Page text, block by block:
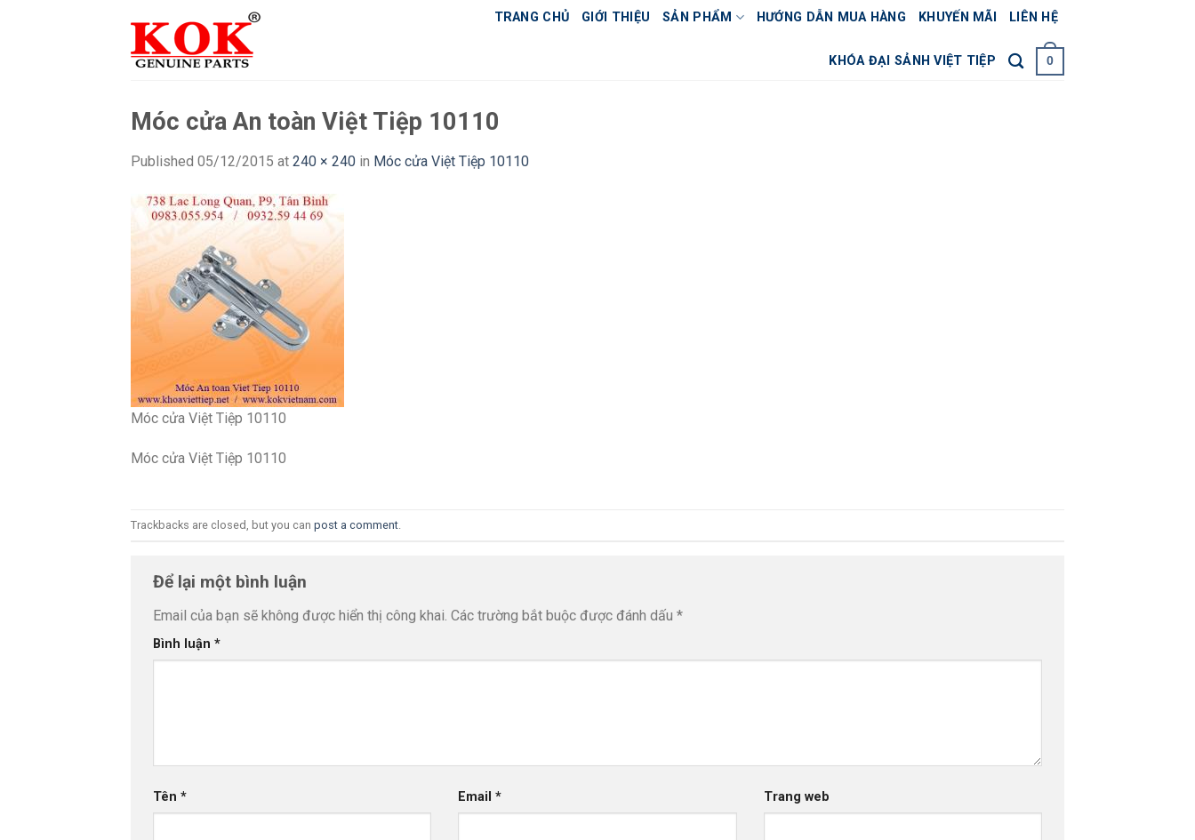
TRANG CHỦ GIỚI THIỆU SẢN PHẨM HƯỚNG DẪN MUA HÀNG KHUYẾN MÃI LIÊN HỆ
KHÓA ĐẠI SẢNH VIỆT TIỆP 0
Móc cửa An toàn Việt Tiệp 10110
Published 05/12/2015 at 240 × 240 in Móc cửa Việt Tiệp 10110
Móc cửa Việt Tiệp 10110
Móc cửa Việt Tiệp 10110
Trackbacks are closed, but you can post a comment
Để lại một bình luận
Email của bạn sẽ không được hiển thị công khai. Các trường bắt buộc được đánh dấu *
Bình luận *
Tên * Email* Trang web